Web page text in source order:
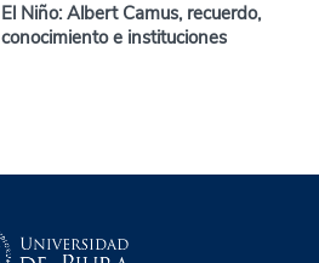
El Niño: Albert Camus, recuerdo,
conocimiento e instituciones